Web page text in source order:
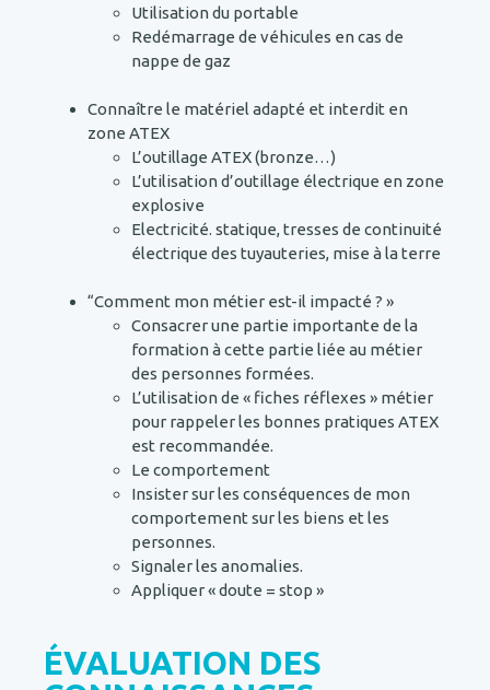
Utilisation du portable
Redémarrage de véhicules en cas de
nappe de gaz
Connaître le matériel adapté et interdit en
zone ATEX
L’outillage ATEX (bronze…)
L’utilisation d’outillage électrique en zone
explosive
Electricité. statique, tresses de continuité
électrique des tuyauteries, mise à la terre
“Comment mon métier est-il impacté ? »
Consacrer une partie importante de la
formation à cette partie liée au métier
des personnes formées.
L’utilisation de « fiches réflexes » métier
pour rappeler les bonnes pratiques ATEX
est recommandée.
Le comportement
Insister sur les conséquences de mon
comportement sur les biens et les
personnes.
Signaler les anomalies.
Appliquer « doute = stop »
ÉVALUATION DES